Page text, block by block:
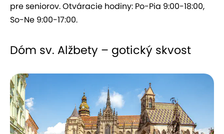
pre seniorov. Otváracie hodiny: Po-Pia 9:00-18:00,
So-Ne 9:00-17:00.
Dóm sv. Alžbety – gotický skvost